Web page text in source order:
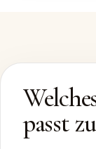
passt